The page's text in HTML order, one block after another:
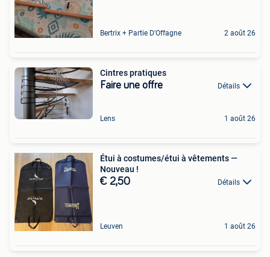
Bertrix + Partie D'Offagne 2 août 26
Cintres pratiques
Faire une offre Détails
Lens 1 août 26
Étui à costumes/étui à vêtements —
Nouveau !
€ 2,50 Détails
Leuven 1 août 26